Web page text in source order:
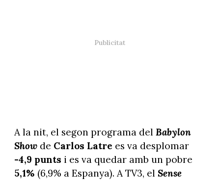
A la nit, el segon programa del Babylon
Show de Carlos Latre es va desplomar
-4,9 punts i es va quedar amb un pobre
5,1% (6,9% a Espanya). A TV3, el Sense